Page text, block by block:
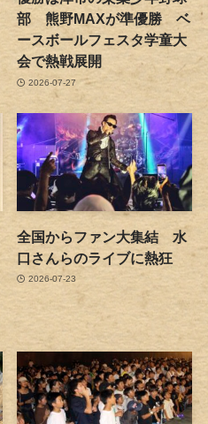
部 熊野MAXが準優勝 ベ
ースボールフェスタ学童大
会で熱戦展開
2026-07-27
全国からファン大集結 水
口さんらのライブに熱狂
2026-07-23